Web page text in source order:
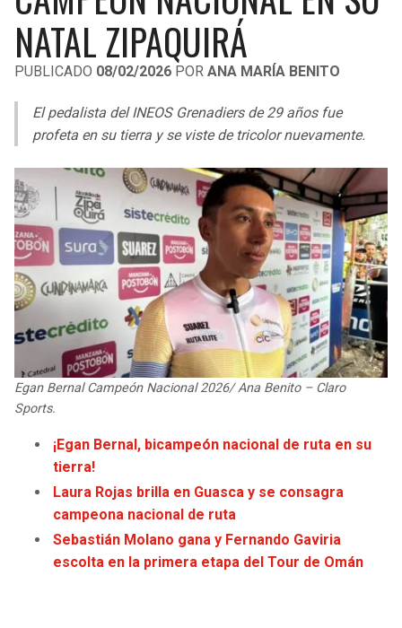
LIGA DE EXPANSIÓN MX
LEAGUES CUP
UEFA EUROPA LEAGUE
UEFA CONFERENCE LEAGUE
COPA LIBERTADORES
COPA SUDAMERICANA
LIGA BETPLAY
OTRAS LIGAS
NATAL ZIPAQUIRÁ
PUBLICADO 08/02/2026 POR ANA MARÍA BENITO
El pedalista del INEOS Grenadiers de 29 años fue
profeta en su tierra y se viste de tricolor nuevamente.
Egan Bernal Campeón Nacional 2026/ Ana Benito – Claro
Sports.
¡Egan Bernal, bicampeón nacional de ruta en su
tierra!
Laura Rojas brilla en Guasca y se consagra
campeona nacional de ruta
Sebastián Molano gana y Fernando Gaviria
escolta en la primera etapa del Tour de Omán